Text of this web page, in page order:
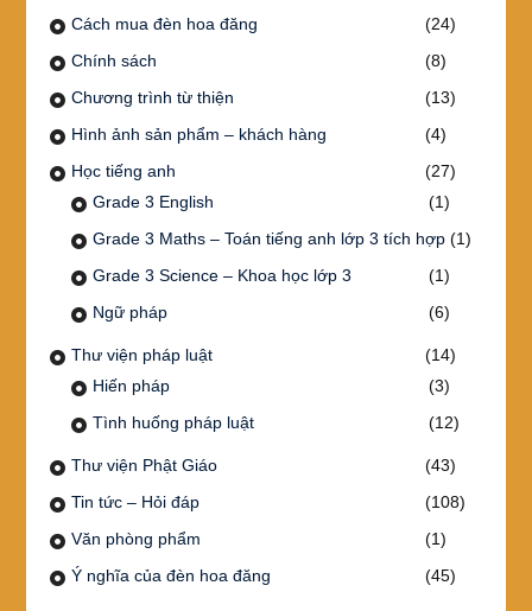
Cách mua đèn hoa đăng
(24)
Chính sách
(8)
Chương trình từ thiện
(13)
Hình ảnh sản phẩm – khách hàng
(4)
Học tiếng anh
(27)
Grade 3 English
(1)
Grade 3 Maths – Toán tiếng anh lớp 3 tích hợp(1)
Grade 3 Science – Khoa học lớp 3
(1)
Ngữ pháp
(6)
Thư viện pháp luật
(14)
Hiến pháp
(3)
Tình huống pháp luật
(12)
Thư viện Phật Giáo
(43)
Tin tức – Hỏi đáp
(108)
Văn phòng phẩm
(1)
Ý nghĩa của đèn hoa đăng
(45)